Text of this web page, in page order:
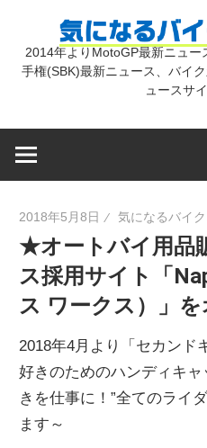
2014年よりMotoGP最新ニュ
手権(SBK)最新ニュース、バイ
ュースサ
2018年5月8日 気になるバイ
★オートバイ用品
ス採用サイト「
ス ワークス）」
2018年4月より「セカンド
好きのためのハンディキ
きを仕事に！”全てのライ
ます～